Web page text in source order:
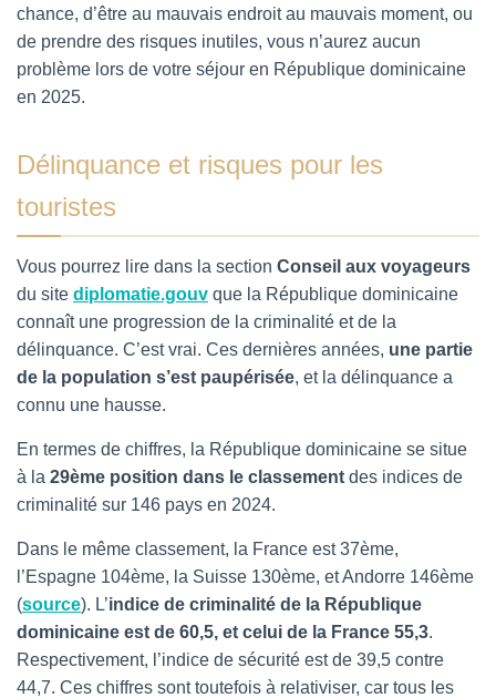
chance, d’être au mauvais endroit au mauvais moment, ou
de prendre des risques inutiles, vous n’aurez aucun
problème lors de votre séjour en République dominicaine
en 2025.
Délinquance et risques pour les
touristes
Vous pourrez lire dans la section Conseil aux voyageurs
du site diplomatie.gouv que la République dominicaine
connaît une progression de la criminalité et de la
délinquance. C’est vrai. Ces dernières années, une partie
de la population s’est paupérisée, et la délinquance a
connu une hausse.
En termes de chiffres, la République dominicaine se situe
à la 29ème position dans le classement des indices de
criminalité sur 146 pays en 2024.
Dans le même classement, la France est 37ème,
l’Espagne 104ème, la Suisse 130ème, et Andorre 146ème
(source). L’indice de criminalité de la République
dominicaine est de 60,5, et celui de la France 55,3.
Respectivement, l’indice de sécurité est de 39,5 contre
44,7. Ces chiffres sont toutefois à relativiser, car tous les